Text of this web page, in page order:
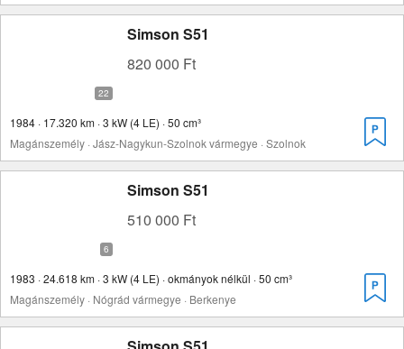
Simson S51
820 000 Ft
1984 · 17.320 km · 3 kW (4 LE) · 50 cm³
Magánszemély · Jász-Nagykun-Szolnok vármegye · Szolnok
Simson S51
510 000 Ft
1983 · 24.618 km · 3 kW (4 LE) · okmányok nélkül · 50 cm³
Magánszemély · Nógrád vármegye · Berkenye